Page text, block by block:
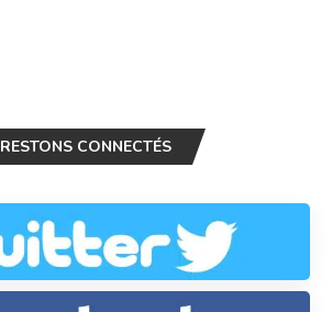
RESTONS CONNECTÉS